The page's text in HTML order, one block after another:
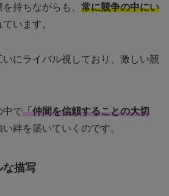
持ちながらも、 常に競争の中にい
います。
にライバル視しており、激しい競
中で「仲間を信頼することの大切
絆を築いていくのです。
な描写